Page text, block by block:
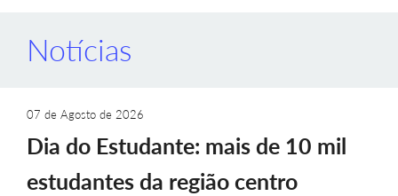
Notícias
07 de Agosto de 2026
Dia do Estudante: mais de 10 mil
estudantes da região centro